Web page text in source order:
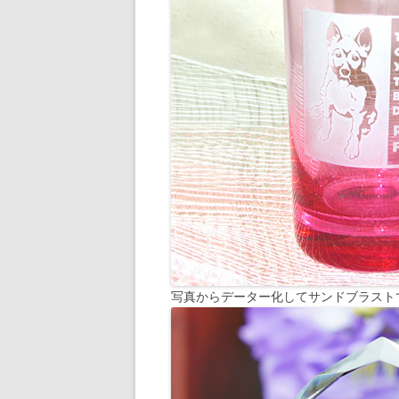
写真からデーター化してサンドブラスト